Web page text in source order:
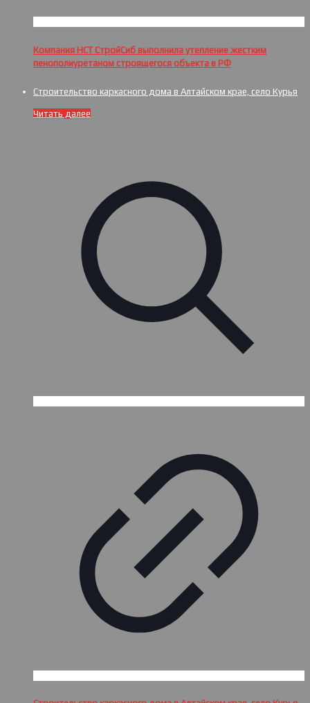
Компания НСТ СтройСиб выполнила утепление жестким
пенополиуретаном строящегося объекта в РФ
Строительство каркасного дома в Алтайском крае, село Курья
Читать далее